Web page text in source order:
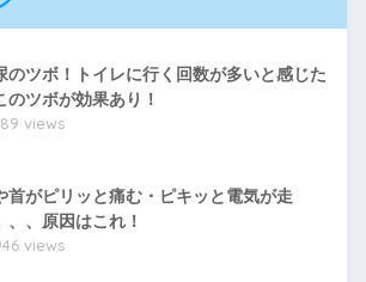
のツボ！トイレに行く回数が多いと感じた
のツボが効果あり！
views
首がピリッと痛む・ピキッと電気が走
、、原因はこれ！
views